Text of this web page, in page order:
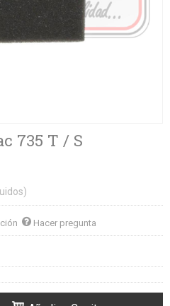
735 T / S
Hacer pregunta